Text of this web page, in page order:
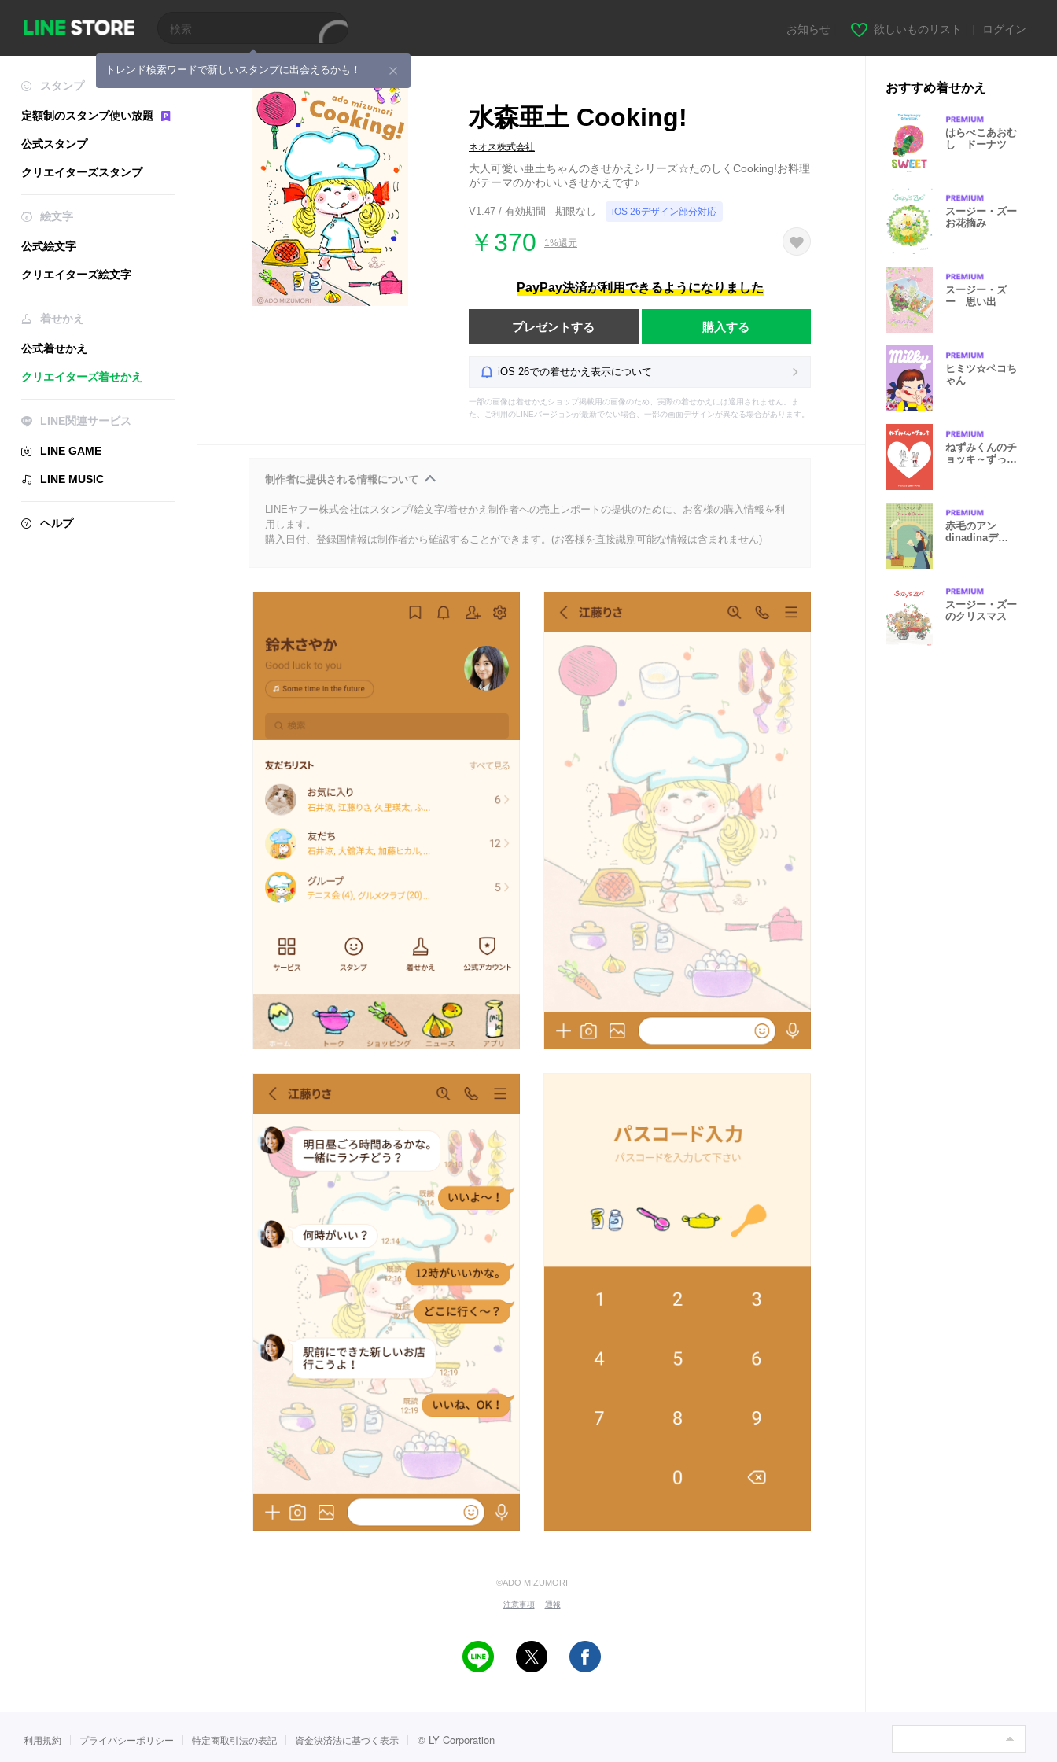
トレンド検索ワードで新しいスタンプに出会えるかも！
お知らせ 欲しいものリスト ログイン
スタンプ
定額制のスタンプ使い放題
公式スタンプ
クリエイターズスタンプ
絵文字
公式絵文字
クリエイターズ絵文字
着せかえ
公式着せかえ
クリエイターズ着せかえ
LINE関連サービス
LINE GAME
LINE MUSIC
ヘルプ
水森亜土 Cooking!
ネオス株式会社
大人可愛い亜土ちゃんのきせかえシリーズ☆たのしくCooking!お料理
がテーマのかわいいきせかえです♪
V1.47 / 有効期間 - 期限なし iOS 26デザイン部分対応
￥370 1%還元
PayPay決済が利用できるようになりました
プレゼントする 購入する
iOS 26での着せかえ表示について
一部の画像は着せかえショップ掲載用の画像のため、実際の着せかえには適用されません。ま
た、ご利用のLINEバージョンが最新でない場合、一部の画面デザインが異なる場合があります。
制作者に提供される情報について
LINEヤフー株式会社はスタンプ/絵文字/着せかえ制作者への売上レポートの提供のために、お客様の購入情報を利
用します。
購入日付、登録国情報は制作者から確認することができます。(お客様を直接識別可能な情報は含まれません)
©ADO MIZUMORI
注意事項 通報
おすすめ着せかえ
はらぺこあおむ
し ドーナツ
スージー・ズー
お花摘み
スージー・ズ
ー 思い出
ヒミツ☆ペコち
ゃん
ねずみくんのチ
ョッキ～ずっと
赤毛のアン
dinadinaデザ
スージー・ズー
のクリスマス
利用規約 プライバシーポリシー 特定商取引法の表記 資金決済法に基づく表示 © LY Corporation